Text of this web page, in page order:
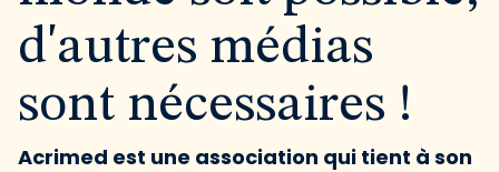
d'autres médias
sont nécessaires !
Acrimed est une association qui tient à son